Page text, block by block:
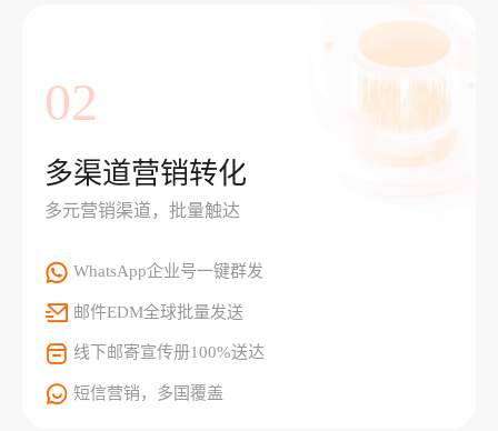
02
多渠道营销转化
多元营销渠道，批量触达
WhatsApp企业号一键群发
邮件EDM全球批量发送
线下邮寄宣传册100%送达
短信营销，多国覆盖